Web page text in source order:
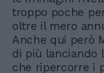
troppo poche
oltre il mero
Anche qui però
di più lanciando
che ripercorre i